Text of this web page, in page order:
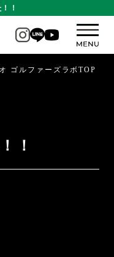
！
ゴルファーズラボTOP
！